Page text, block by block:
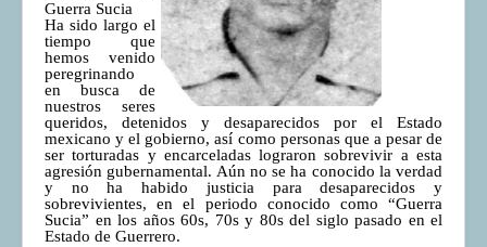
Guerra Sucia
Ha sido largo el
tiempo que
hemos venido
peregrinando
en busca de
nuestros seres
queridos, detenidos y desaparecidos por el Estado
mexicano y el gobierno, así como personas que a pesar de
ser torturadas y encarceladas lograron sobrevivir a esta
agresión gubernamental. Aún no se ha conocido la verdad
y no ha habido justicia para desaparecidos y
sobrevivientes, en el periodo conocido como “Guerra
Sucia” en los años 60s, 70s y 80s del siglo pasado en el
Estado de Guerrero.